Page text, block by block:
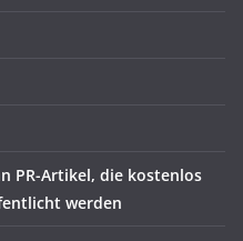
PR-Artikel, die kostenlos
werden